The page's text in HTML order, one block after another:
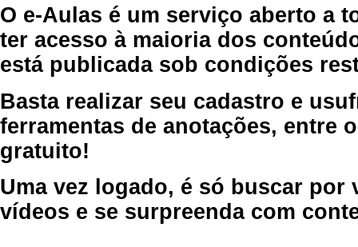
O e-Aulas é um serviço aberto a
ter acesso à maioria dos
está publicada sob condições
Basta realizar seu cadastro e
ferramentas de anotações, entre
gratuito!
Uma vez logado, é só buscar por
vídeos e se surpreenda com